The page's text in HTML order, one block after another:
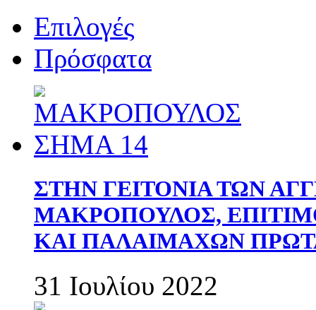
Επιλογές
Πρόσφατα
ΣΤΗΝ ΓΕΙΤΟΝΙΑ ΤΩΝ
ΜΑΚΡΟΠΟΥΛΟΣ,
ΚΑΙ ΠΑΛΑΙΜΑΧΩΝ
31 Ιουλίου 2022